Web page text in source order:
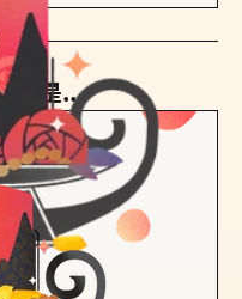
燭是...